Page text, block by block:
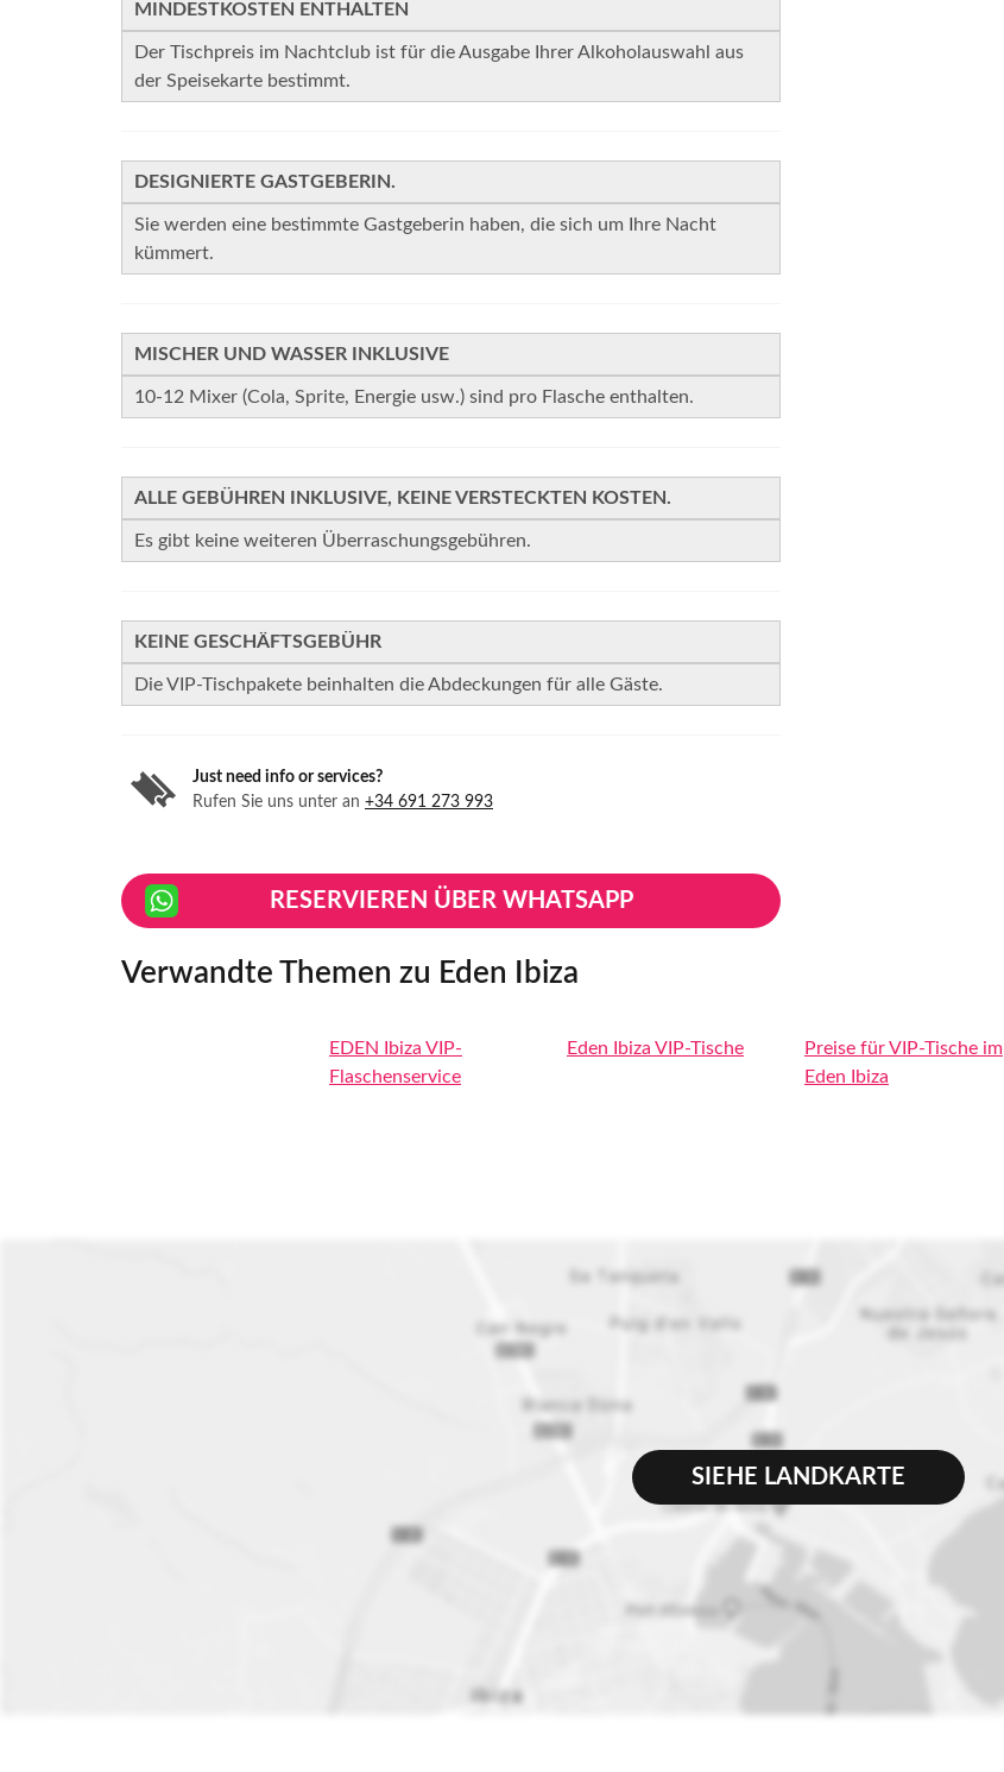
MINDESTKOSTEN ENTHALTEN
Der Tischpreis im Nachtclub ist für die Ausgabe Ihrer Alkoholauswahl aus
der Speisekarte bestimmt.
DESIGNIERTE GASTGEBERIN.
Sie werden eine bestimmte Gastgeberin haben, die sich um Ihre Nacht
kümmert.
MISCHER UND WASSER INKLUSIVE
10-12 Mixer (Cola, Sprite, Energie usw.) sind pro Flasche enthalten.
ALLE GEBÜHREN INKLUSIVE, KEINE VERSTECKTEN KOSTEN.
Es gibt keine weiteren Überraschungsgebühren.
KEINE GESCHÄFTSGEBÜHR
Die VIP-Tischpakete beinhalten die Abdeckungen für alle Gäste.
Just need info or services?
Rufen Sie uns unter an +34 691 273 993
RESERVIEREN ÜBER WHATSAPP
Verwandte Themen zu Eden Ibiza
EDEN Ibiza VIP-
Flaschenservice
Eden Ibiza VIP-Tische
Preise für VIP-Tische im
Eden Ibiza
SIEHE LANDKARTE